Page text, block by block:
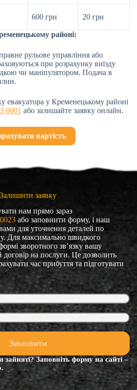
600 грн 20 грн
районі:
рульове управління або
при розрахунку виїзду
чи маніпулятором. Подача в
евакуатора у Кременецькому районі
0001 або залишайте заявку онлайн.
вартість
Залишити заявку
нам прямо зараз
або заповнити форму, і наш
для уточнення деталей по
Для максимально швидкого
зворотного зв’язку вашу
договір на послуги. Це дозволить
час прибуття та підготувати
зайняті? Заповніть форму на сайті –